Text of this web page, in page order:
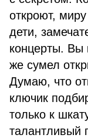
откроют,
дети,
концерты. Вы
же сумел
Думаю, что
ключик
только к
талантливый